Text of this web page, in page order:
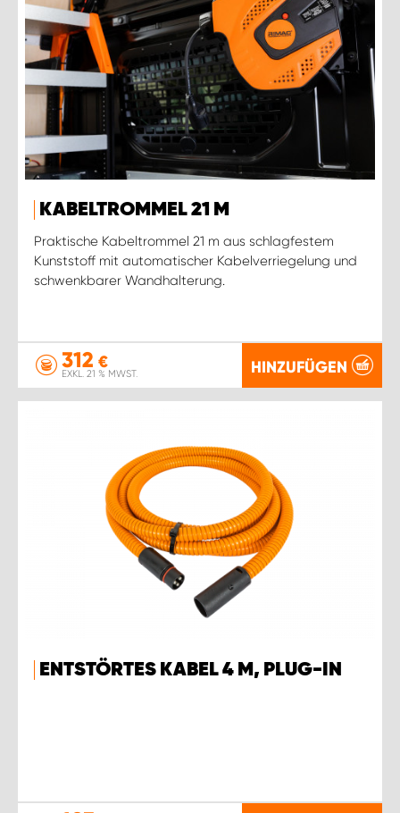
KABELTROMMEL 21 M
Praktische Kabeltrommel 21 m aus schlagfestem
Kunststoff mit automatischer Kabelverriegelung und
schwenkbarer Wandhalterung.
312 €
EXKL. 21 % MWST. HINZUFÜGEN
ENTSTÖRTES KABEL 4 M, PLUG-IN